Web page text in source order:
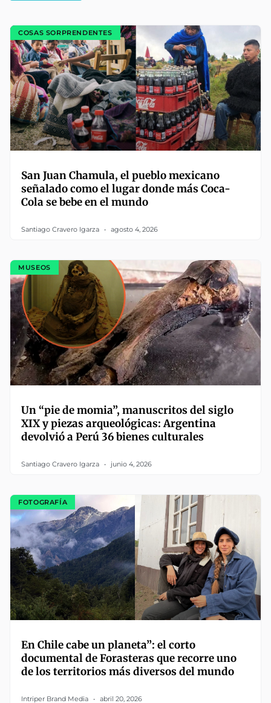
COSAS SORPRENDENTES
San Juan Chamula, el pueblo mexicano
señalado como el lugar donde más Coca-
Cola se bebe en el mundo
Santiago Cravero Igarza agosto 4, 2026
MUSEOS
Un “pie de momia”, manuscritos del siglo
XIX y piezas arqueológicas: Argentina
devolvió a Perú 36 bienes culturales
Santiago Cravero Igarza junio 4, 2026
FOTOGRAFÍA
En Chile cabe un planeta”: el corto
documental de Forasteras que recorre uno
de los territorios más diversos del mundo
Intriper Brand Media abril 20, 2026